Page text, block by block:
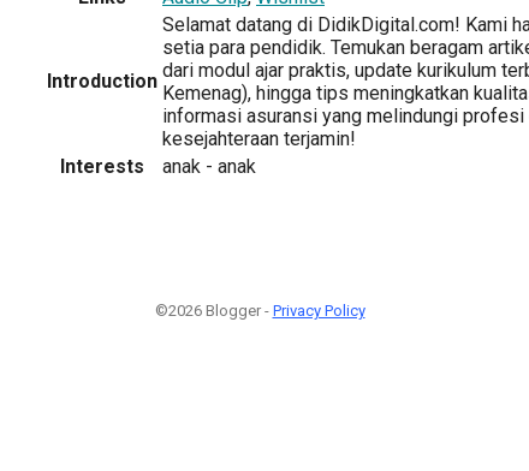
Introduction
Selamat datang di DidikDigital.com! Kami
setia para pendidik. Temukan beragam
dari modul ajar praktis, update kurikulum
Kemenag), hingga tips meningkatkan
informasi asuransi yang melindungi profesi
kesejahteraan terjamin!
Interests
anak - anak
©2026 Blogger - Privacy Policy